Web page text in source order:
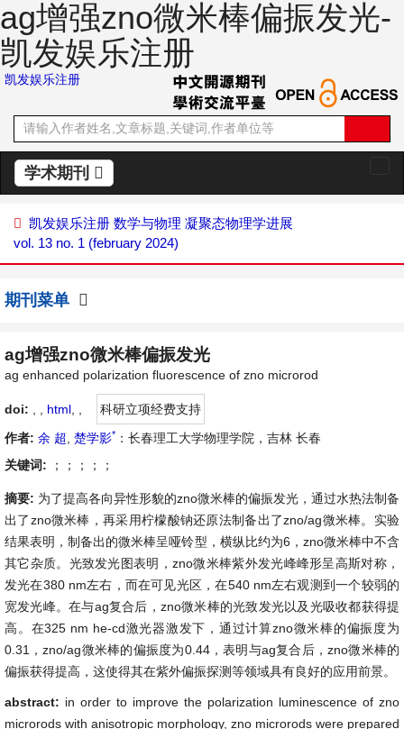
ag增强zno微米棒偏振发光-
凯发娱乐注册
凯发娱乐注册
学术期刊
换
凯发娱乐注册 数学与物理 凝聚态物理学进展
vol. 13 no. 1 (february 2024)
期刊菜单
ag增强zno微米棒偏振发光
ag enhanced polarization fluorescence of zno microrod
doi: html
科研立项经费支持
作者: 余 超 楚学影* ：长春理工大学物理学院，吉林 长春
关键词:
；；；；；
摘要: 为了提高各向异性形貌的zno微米棒的偏振发光，通过水热法制备
出了zno微米棒，再采用柠檬酸钠还原法制备出了zno/ag微米棒。实验
结果表明，制备出的微米棒呈哑铃型，横纵比约为6，zno微米棒中不含
其它杂质。光致发光图表明，zno微米棒紫外发光峰峰形呈高斯对称，
发光在380 nm左右，而在可见光区，在540 nm左右观测到一个较弱的
宽发光峰。在与ag复合后，zno微米棒的光致发光以及光吸收都获得提
高。在325 nm he-cd激光器激发下，通过计算zno微米棒的偏振度为
0.31，zno/ag微米棒的偏振度为0.44，表明与ag复合后，zno微米棒的
偏振获得提高，这使得其在紫外偏振探测等领域具有良好的应用前景。
abstract: in order to improve the polarization luminescence of zno
microrods with anisotropic morphology, zno microrods were prepared